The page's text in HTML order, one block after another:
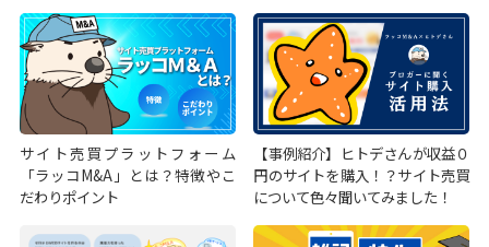
サイト売買プラットフォーム
「ラッコM&A」とは？特徴やこ
だわりポイント
【事例紹介】ヒトデさんが収益０
円のサイトを購入！？サイト売買
について色々聞いてみました！